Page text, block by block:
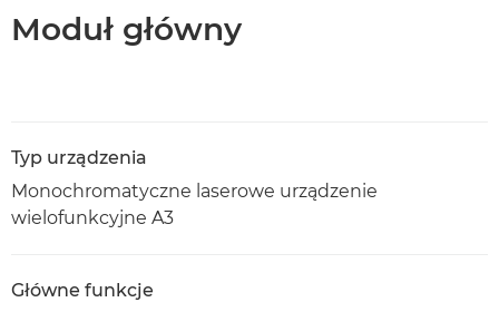
Moduł główny
Typ urządzenia
Monochromatyczne laserowe urządzenie
wielofunkcyjne A3
Główne funkcje